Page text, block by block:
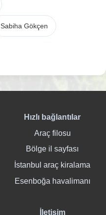
Sabiha Gökçen
Hızlı bağlantılar
Araç filosu
Bölge il sayfası
İstanbul araç kiralama
Esenboğa havalimanı
İletişim